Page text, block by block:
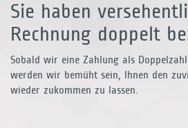
Sie haben
Rechnung doppelt
Sobald wir eine Zahlung als
werden wir bemüht sein, Ihnen den
wieder zukommen zu lassen.